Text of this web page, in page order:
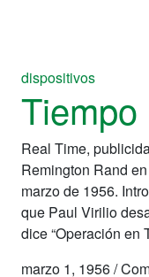
dispositivos
Tiempo
Real Time,
Remington Rand
marzo de 1956.
que Paul Virilio
dice “Operación en
marzo 1, 1956/